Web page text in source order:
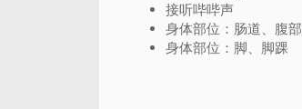
接听哔哔声
身体部位：肠道、腹部
身体部位：脚、脚踝